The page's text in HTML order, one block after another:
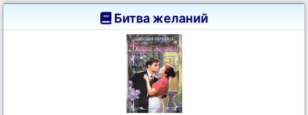
Битва желаний